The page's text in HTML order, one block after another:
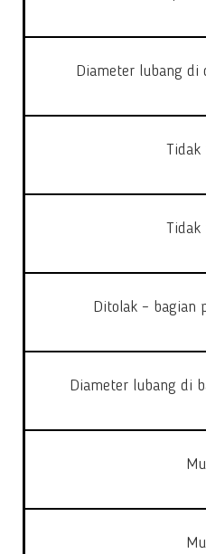
Diameter lubang di
Tidak
Tidak
Ditolak – bagian
Diameter lubang di